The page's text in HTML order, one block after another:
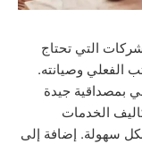
التي تحتاج
الفعلي وصيانته.
بمصداقية جيدة
الخدمات
بكل سهولة. إضافة إلى